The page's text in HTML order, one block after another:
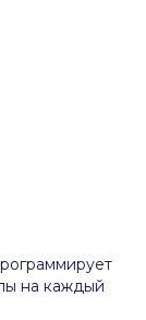
на каждый